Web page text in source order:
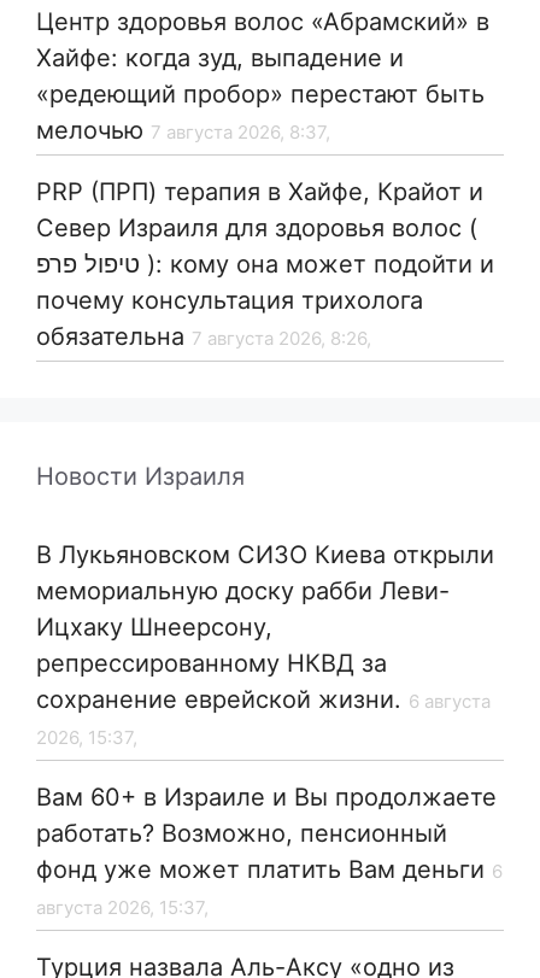
Центр здоровья волос «Абрaмский» в
Хайфе: когда зуд, выпадение и
«редеющий пробор» перестают быть
мелочью 7 августа 2026, 8:37,
PRP (ПРП) терапия в Хайфе, Крайот и
Север Израиля для здоровья волос (
טיפול פרפ ): кому она может подойти и
почему консультация трихолога
обязательна 7 августа 2026, 8:26,
Новости Израиля
В Лукьяновском СИЗО Киева открыли
мемориальную доску рабби Леви-
Ицхаку Шнеерсону,
репрессированному НКВД за
сохранение еврейской жизни. 6 августа
2026, 15:37,
Вам 60+ в Израиле и Вы продолжаете
работать? Возможно, пенсионный
фонд уже может платить Вам деньги 6
августа 2026, 15:37,
Турция назвала Аль-Аксу «одно из